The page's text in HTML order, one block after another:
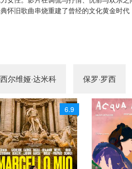
怀旧歌曲串烧重建了曾经的文化黄金时代
西尔维娅·达米科 保罗·罗西
6.9